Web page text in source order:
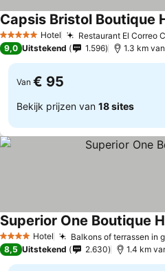
5 Sterren Hotel Restaurant El Correo
Capsis Bristol Boutique
9,0 Uitstekend 1.596 1.3 km
Van € 95
Bekijk prijzen van 18 sites
4 SterrenHotel Balkons of terrassen in
Superior One Boutique
8,5 Uitstekend 2.630 1.4 km